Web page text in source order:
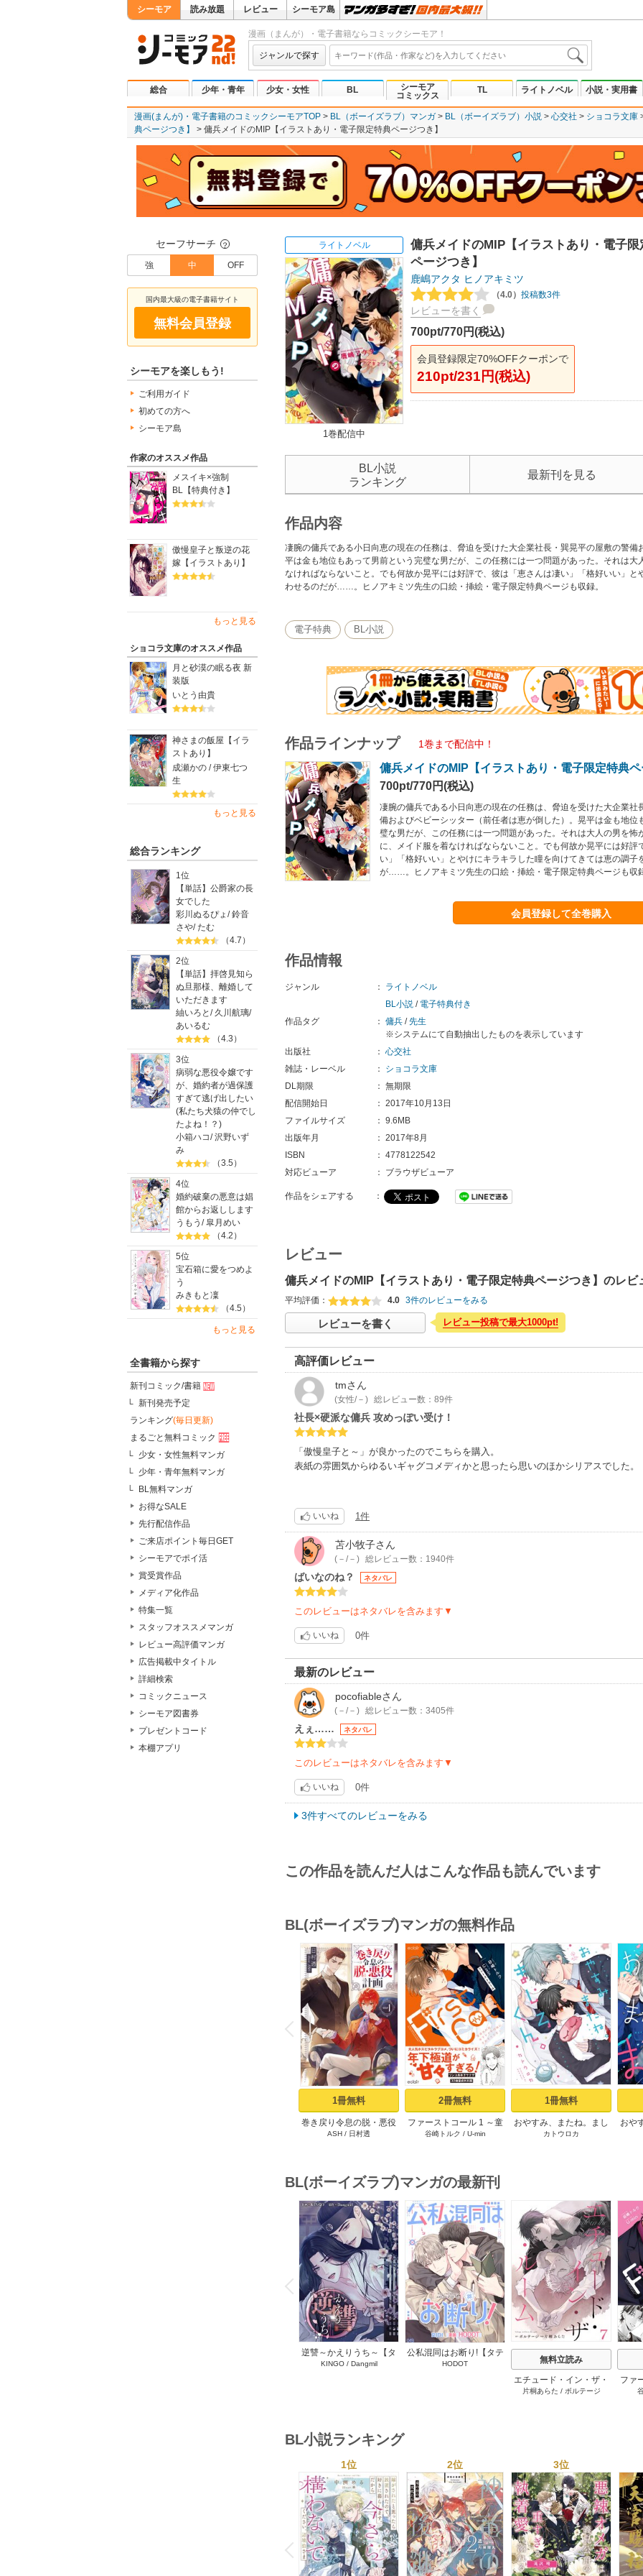
シーモア 読み放題 レビュー シーモア島
漫画（まんが）・電子書籍ならコミックシーモア！
ジャンルで探す
総合 少年・青年 少女・女性 BL
シーモア
コミックス
TL ライトノベル 小説・実用書
漫画(まんが)・電子書籍のコミックシーモアTOP BL（ボーイズラブ）マンガ BL（ボーイズラブ）小説 心交社
ショコラ文庫
典ページつき】
傭兵メイドのMIP【イラストあり・電子限定特典ページつき】
セーフサーチ ？
強 中 OFF
国内最大級の電子書籍サイト
無料会員登録
シーモアを楽しもう!
ご利用ガイド
初めての方へ
シーモア島
作家のオススメ作品
メスイキ×強制
BL【特典付き】
傲慢皇子と叛逆の花
嫁【イラストあり】
もっと見る
ショコラ文庫のオススメ作品
月と砂漠の眠る夜 新
装版
いとう由貴
神さまの飯屋【イラ
ストあり】
成瀬かの / 伊東七つ
生
もっと見る
総合ランキング
1位
【単話】公爵家の長
女でした
彩川ぬるぴょ /鈴音
さや/たむ
（4.7）
2位
【単話】拝啓見知ら
ぬ旦那様、離婚して
いただきます
紬いろと / 久川航璃/
あいるむ
（4.3）
3位
病弱な悪役令嬢です
が、婚約者が過保護
すぎて逃げ出したい
(私たち犬猿の仲でし
たよね！？)
小箱ハコ/沢野いず
み
（3.5）
4位
婚約破棄の悪意は娼
館からお返しします
うもう /皐月めい
（4.2）
5位
宝石箱に愛をつめよ
う
みきもと凜
（4.5）
もっと見る
全書籍から探す
新刊コミック/書籍
新刊発売予定
ランキング(毎日更新)
まるごと無料コミック
少女・女性無料マンガ
少年・青年無料マンガ
BL無料マンガ
お得なSALE
先行配信作品
ご来店ポイント毎日GET
シーモアでポイ活
賞受賞作品
メディア化作品
特集一覧
スタッフオススメマンガ
レビュー高評価マンガ
広告掲載中タイトル
詳細検索
コミックニュース
シーモア図書券
プレゼントコード
本棚アプリ
ライトノベル
1巻配信中
傭兵メイドのMIP【イラストあり・電子限
ページつき】
鹿嶋アクタ ヒノアキミツ
（4.0） 投稿数3件
レビューを書く
700pt/770円(税込)
会員登録限定70%OFFクーポンで
210pt/231円(税込)
BL小説
ランキング
最新刊を見る
作品内容
凄腕の傭兵である小日向恵の現在の任務は、脅迫を受けた大企業社長・巽晃平の屋敷の警
平は金も地位もあって男前という完璧な男だが、この任務には一つ問題があった。それは
なければならないこと。でも何故か晃平には好評で、彼は「恵さんは凄い」「格好いい」
わせるのだが……。ヒノアキミツ先生の口絵・挿絵・電子限定特典ページも収録。
電子特典 BL小説
作品ラインナップ 1巻まで配信中！
傭兵メイドのMIP【イラストあり・電子限定特典
700pt/770円(税込)
凄腕の傭兵である小日向恵の現在の任務は、脅迫を受けた大企業社
備およびベビーシッター（前任者は恵が倒した）。晃平は金も地位
璧な男だが、この任務には一つ問題があった。それは大人の男を怖
に、メイド服を着なければならないこと。でも何故か晃平には好評
い」「格好いい」とやけにキラキラした瞳を向けてきては恵の調子
が……。ヒノアキミツ先生の口絵・挿絵・電子限定特典ページも収
会員登録して全巻購入
作品情報
ジャンル ：
ライトノベル
BL小説 / 電子特典付き
作品タグ
： 傭兵 /先生
※システムにて自動抽出したものを表示しています
出版社
： 心交社
雑誌・レーベル
：
ショコラ文庫
DL期限
： 無期限
配信開始日
： 2017年10月13日
ファイルサイズ
： 9.6MB
出版年月
： 2017年8月
ISBN
： 4778122542
対応ビューア
： ブラウザビューア
作品をシェアする ：
レビュー
傭兵メイドのMIP【イラストあり・電子限定特典ページつき】のレビ
平均評価： 4.0 3件のレビューをみる
レビューを書く レビュー投稿で最大1000pt!
高評価レビュー
tmさん
(女性/－) 総レビュー数：89件
社長×硬派な傭兵 攻めっぽい受け！
「傲慢皇子と～」が良かったのでこちらを購入。
表紙の雰囲気からゆるいギャグコメディかと思ったら思いのほかシリアスでした。
えっちの時に受けが男らしくグイグイ行くのが良かった。
攻めは年上ですがワンコ感あります。
いいね 1件
苫小牧子さん
(－/－) 総レビュー数：1940件
ばいなのね？ ネタバレ
このレビューはネタバレを含みます▼
いいね 0件
最新のレビュー
pocofiableさん
(－/－) 総レビュー数：3405件
えぇ…… ネタバレ
このレビューはネタバレを含みます▼
いいね 0件
3件すべてのレビューをみる
この作品を読んだ人はこんな作品も読んでいます
BL(ボーイズラブ)マンガの無料作品
P
r
e
v
i
o
u
s
1冊無料
巻き戻り令息の脱・悪役
計画１
ASH / 日村透
2冊無料
ファーストコール 1 ～童
貞外科医、年下ヤクザの
描き下ろし付き)】
谷崎トルク / U-min
1冊無料
おやすみ、またね。まし
ろくん。【電子限定漫画
カトウロカ
おや
BL(ボーイズラブ)マンガの最新刊
P
r
e
v
i
o
u
s
逆讐～かえりうち～【タ
テヨミ】 36巻
KINGO/ Dangmil
公私混同はお断り!【タテ
ヨミ】 67巻
HODOT
無料立読み
エチュード・イン・ザ・
ルーム[BluMellow] 7巻
片桐あらた / ボルテージ
ファ
外
BL小説ランキング
P
r
e
v
i
o
u
s
1位 2位 3位